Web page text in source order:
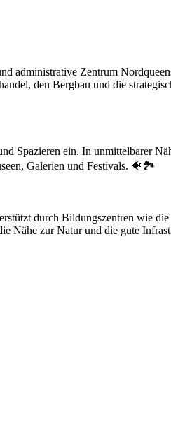
administrative Zentrum
den Bergbau und die
Spazieren ein. In unmittelbarer
Galerien und Festivals. 🐠🏞️
durch Bildungszentren wie
Nähe zur Natur und die gute